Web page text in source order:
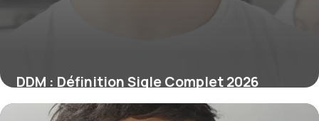
DDM : Définition Sigle Complet 2026
9 juin 2026